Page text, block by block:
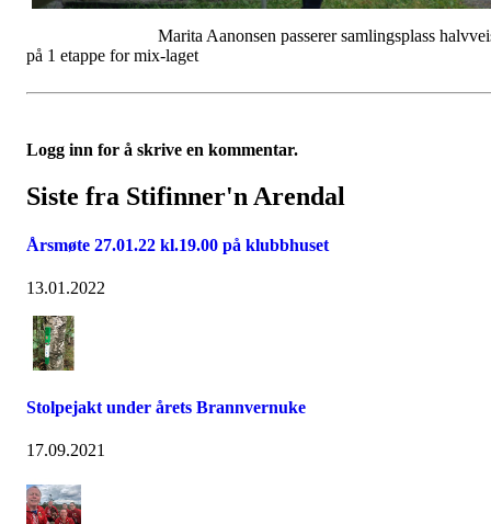
Marita Aanonsen passerer samlingsplass
på 1 etappe for mix-laget
Logg inn for å skrive en kommentar.
Siste fra Stifinner'n Arendal
Årsmøte 27.01.22 kl.19.00 på klubbhuset
13.01.2022
Stolpejakt under årets Brannvernuke
17.09.2021